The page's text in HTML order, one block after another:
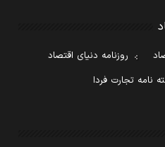
روزنامه دنیای اقتصاد
نامه تجارت فردا